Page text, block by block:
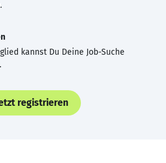
kannst Du Deine Job-Suche
registrieren